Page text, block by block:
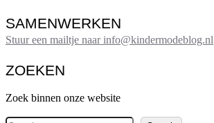
SAMENWERKEN
Stuur een mailtje naar info@kindermodeblog.nl
ZOEKEN
Zoek binnen onze website